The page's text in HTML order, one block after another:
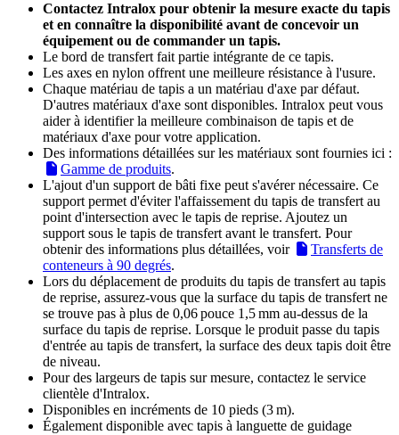
Contactez Intralox pour obtenir la mesure exacte du tapis
et en connaître la disponibilité avant de concevoir un
équipement ou de commander un tapis.
Le bord de transfert fait partie intégrante de ce tapis.
Les axes en nylon offrent une meilleure résistance à l'usure.
Chaque matériau de tapis a un matériau d'axe par défaut.
D'autres matériaux d'axe sont disponibles. Intralox peut vous
aider à identifier la meilleure combinaison de tapis et de
matériaux d'axe pour votre application.
Des informations détaillées sur les matériaux sont fournies ici :
Gamme de produits.
L'ajout d'un support de bâti fixe peut s'avérer nécessaire. Ce
support permet d'éviter l'affaissement du tapis de transfert au
point d'intersection avec le tapis de reprise. Ajoutez un
support sous le tapis de transfert avant le transfert. Pour
obtenir des informations plus détaillées, voir
Transferts de
conteneurs à 90 degrés.
Lors du déplacement de produits du tapis de transfert au tapis
de reprise, assurez-vous que la surface du tapis de transfert ne
se trouve pas à plus de 0,06 pouce 1,5 mm au-dessus de la
surface du tapis de reprise. Lorsque le produit passe du tapis
d'entrée au tapis de transfert, la surface des deux tapis doit être
de niveau.
Pour des largeurs de tapis sur mesure, contactez le service
clientèle d'Intralox.
Disponibles en incréments de 10 pieds (3 m).
Également disponible avec tapis à languette de guidage